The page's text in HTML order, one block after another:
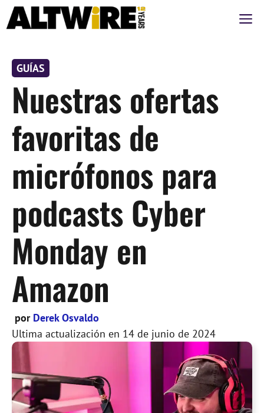
Saltar
al
GUÍAS
Nuestras ofertas
favoritas de
micrófonos para
podcasts Cyber
Monday en
Amazon
por Derek Osvaldo
Ultima actualización en 14 de junio de 2024